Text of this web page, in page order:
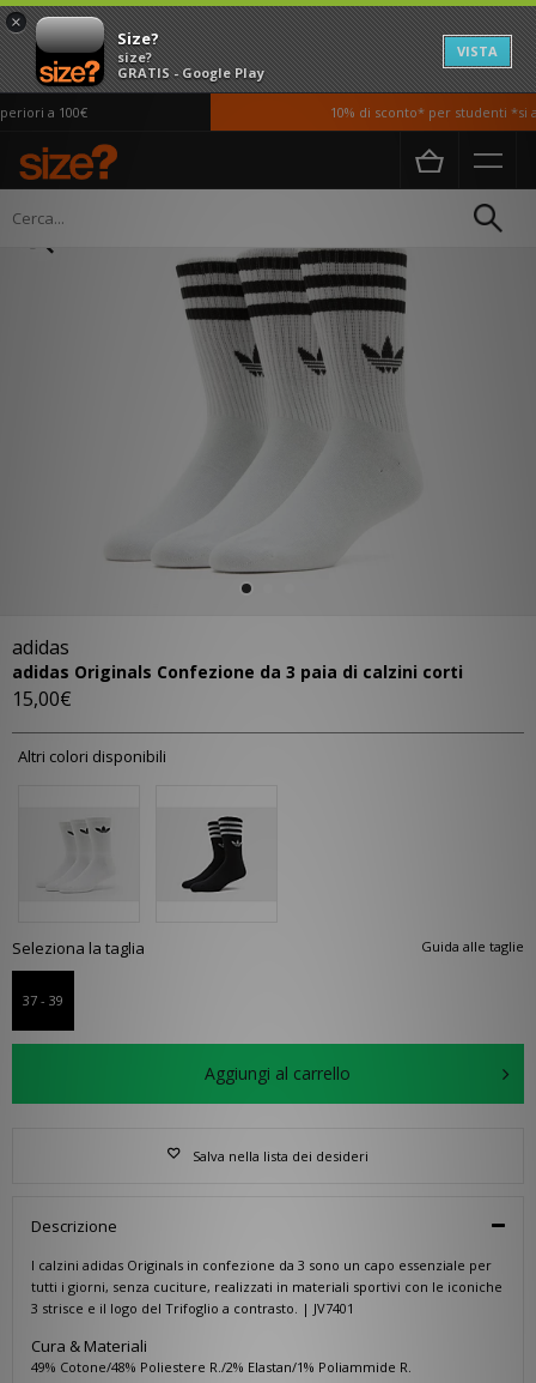
×
Size?
size?
GRATIS - Google Play
VISTA
a 100€ 10% di sconto* per studenti *si
Home Donna
adidas
adidas Originals Confezione da 3 paia di calzini corti
15,00€
Altri colori disponibili
Guida alle taglie
Seleziona la taglia
37 - 39
Aggiungi al carrello
Salva nella lista dei desideri
Descrizione
I calzini adidas Originals in confezione da 3 sono un capo essenziale per
tutti i giorni, senza cuciture, realizzati in materiali sportivi con le iconiche
3 strisce e il logo del Trifoglio a contrasto. | JV7401
Cura & Materiali
49% Cotone/48% Poliestere R./2% Elastan/1% Poliammide R.